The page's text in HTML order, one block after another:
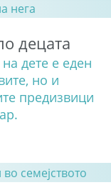
нега
децата
дете е еден
но и
предизвици
семејството